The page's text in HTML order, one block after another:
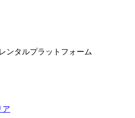
ンタルプラットフォーム
ア